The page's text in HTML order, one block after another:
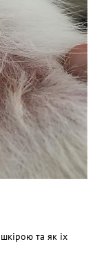
та як іх